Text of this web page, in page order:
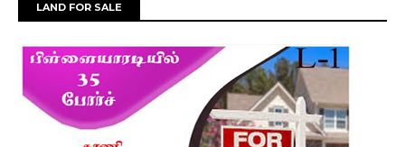
LAND FOR SALE